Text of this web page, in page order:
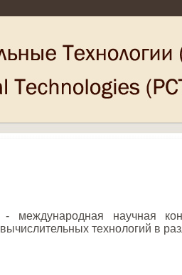
- международная научная
технологий в